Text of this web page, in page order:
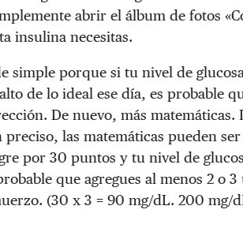
abrir el álbum de fotos
insulina necesitas.
simple porque si tu nivel de
de lo ideal ese día, es probable
De nuevo, más matemáticas.
las matemáticas pueden ser
por 30 puntos y tu nivel de
que agregues al menos 2 o 3
(30 x 3 = 90 mg/dL. 200 mg/